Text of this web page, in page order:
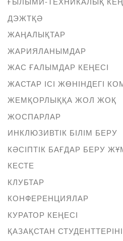
ДЭЖТҚӘ
ЖАҢАЛЫҚТАР
ЖАРИЯЛАНЫМДАР
ЖАС ҒАЛЫМДАР КЕҢЕСІ
ЖАСТАР ІСІ ЖӨНІНДЕГІ
ЖЕМҚОРЛЫҚҚА ЖОЛ ЖОҚ
ЖОСПАРЛАР
ИНКЛЮЗИВТІК БІЛІМ БЕРУ
КӘСІПТІК БАҒДАР БЕРУ
КЕСТЕ
КЛУБТАР
КОНФЕРЕНЦИЯЛАР
КУРАТОР КЕҢЕСІ
ҚАЗАҚСТАН